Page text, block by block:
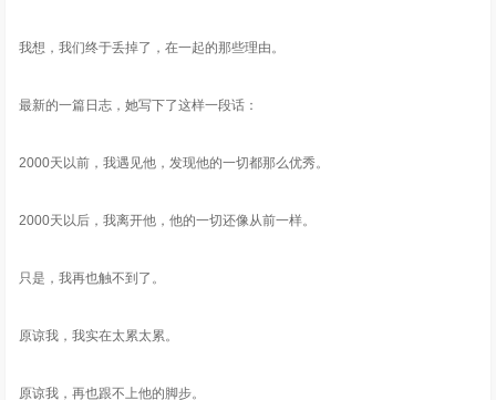
我想，我们终于丢掉了，在一起的那些理由。
最新的一篇日志，她写下了这样一段话：
2000天以前，我遇见他，发现他的一切都那么优秀。
2000天以后，我离开他，他的一切还像从前一样。
只是，我再也触不到了。
原谅我，我实在太累太累。
原谅我，再也跟不上他的脚步。